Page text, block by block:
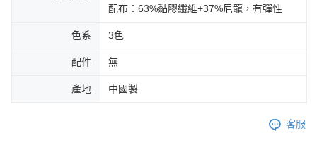
配布：63%黏膠纖維+37%尼龍，有彈性
色系 3色
配件 無
產地 中國製
客服